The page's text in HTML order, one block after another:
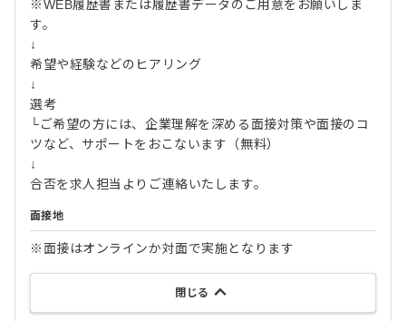
※WEB履歴書または履歴書データのご用意をお願いしま
す。
↓
希望や経験などのヒアリング
↓
選考
└ご希望の方には、企業理解を深める面接対策や面接のコ
ツなど、サポートをおこないます（無料）
↓
合否を求人担当よりご連絡いたします。
面接地
※面接はオンラインか対面で実施となります
閉じる